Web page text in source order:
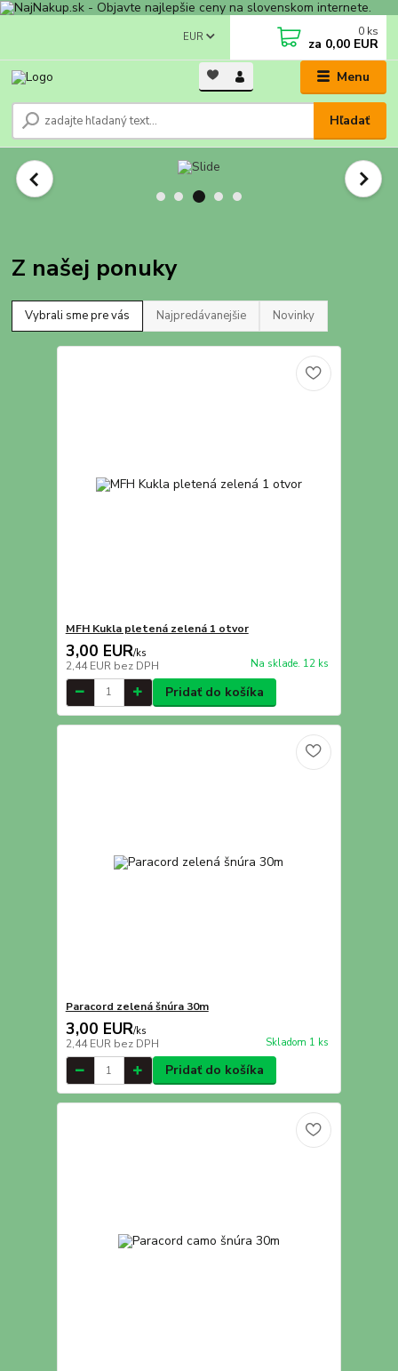
Menu
EUR
Hľadať
0 ks
za 0,00 EUR
Z našej ponuky
Vybrali sme pre vás Najpredávanejšie Novinky
MFH Kukla pletená zelená 1 otvor
3,00 EUR/ks
2,44 EUR bez DPH Na sklade. 12 ks
Pridať do košíka
Paracord zelená šnúra 30m
3,00 EUR/ks
2,44 EUR bez DPH Skladom 1 ks
Pridať do košíka